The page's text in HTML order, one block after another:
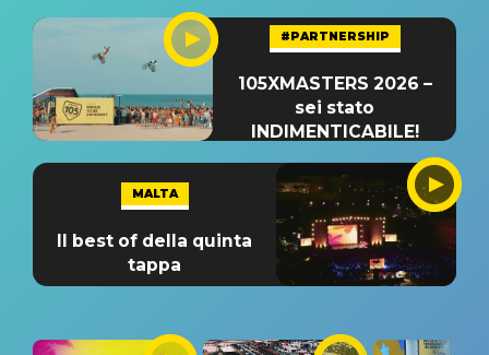
#PARTNERSHIP
105XMASTERS 2026 –
sei stato
INDIMENTICABILE!
MALTA
Il best of della quinta
tappa